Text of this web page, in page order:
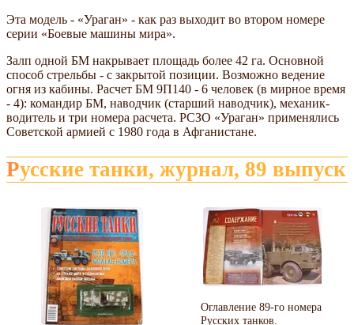
Эта модель -
Ураган
- как раз выходит во втором номере
серии
Боевые машины мира .
Залп одной БМ накрывает площадь более 42 га. Основной
способ стрельбы - с закрытой позиции. Возможно ведение
огня из кабины. Расчет БМ 9П140 - 6 человек (в мирное время
- 4): командир БМ, наводчик (старший наводчик), механик-
водитель и три номера расчета. РСЗО
Ураган
применялись
Советской армией с 1980 года в Афганистане.
Русские танки, журнал, 89 выпуск
Оглавление 89-го номера
Русских танков.